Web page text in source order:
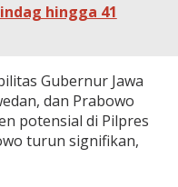
hingga 41
Gubernur Jawa
dan Prabowo
potensial di Pilpres
turun signifikan,